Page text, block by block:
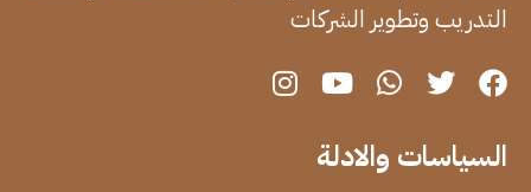
التدريب وتطوير الشركات
السياسات والادلة